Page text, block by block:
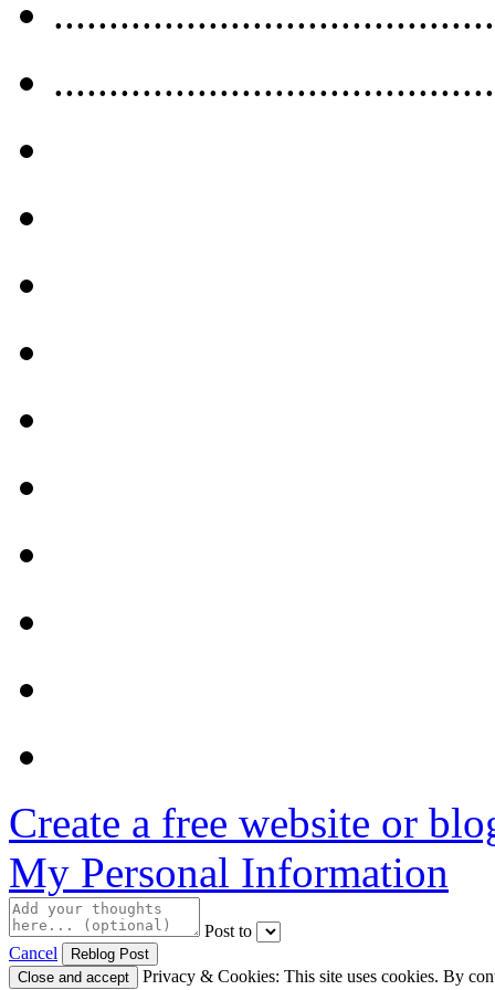
Create a free website or
My Personal Information
Post to
Cancel
Privacy & Cookies: This site uses cookies. By